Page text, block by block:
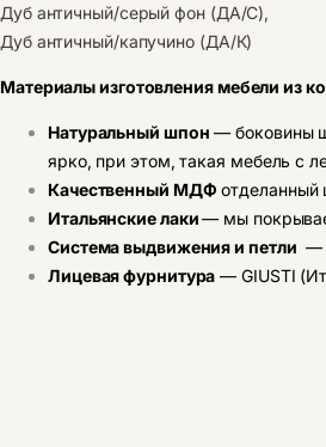
Дуб античный/серый фон (ДА/С),
Дуб античный/капучино (ДА/К)
Материалы изготовления мебели из
Натуральный шпон — боковины
ярко, при этом, такая мебель с
Качественный МДФ отделанный
Итальянские лаки— мы
Система выдвижения и петли —
Лицевая фурнитура — GIUSTI